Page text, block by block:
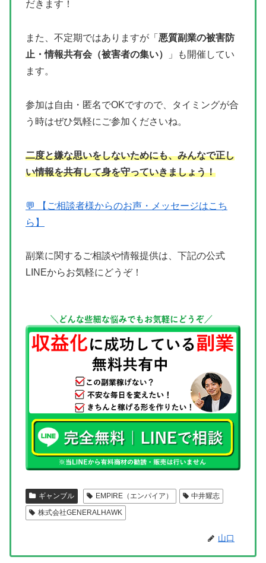
だきます！
また、不定期ではありますが「 悪質副業の被害防
止・情報共有会（被害者の集い）
」も開催してい
ます。
参加は自由・匿名でOKですので、タイミングが合
う時はぜひ気軽にご参加くださいね。
二度と嫌な思いをしないためにも、みんなで正し
い情報を共有して身を守っていきましょう！
💬 【ご相談者様からのお声・メッセージはこち
ら】
副業に関するご相談や情報提供は、下記の公式
LINEからお気軽にどうぞ！
ギャンブル EMPIRE（エンパイア）
中井耀志
株式会社GENERALHAWK
山口